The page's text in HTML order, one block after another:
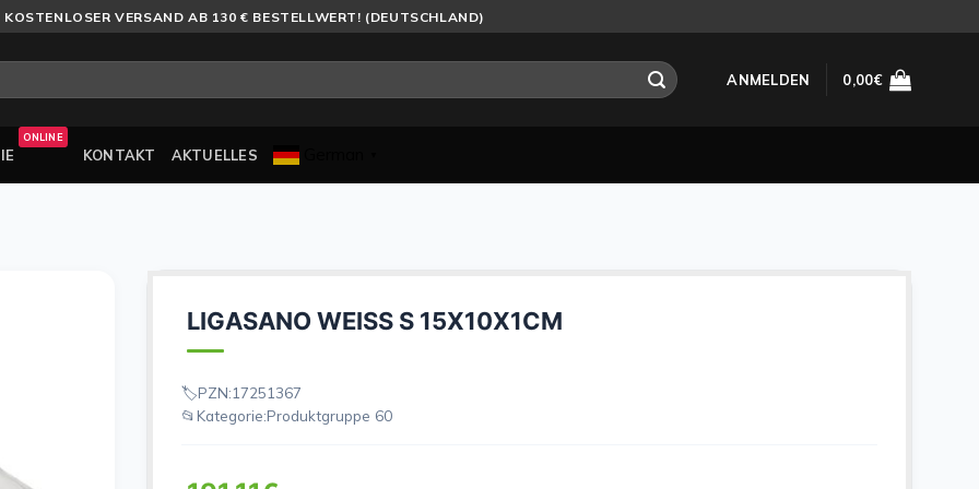
KOSTENLOSER VERSAND AB 130 € BESTELLWERT! (DEUTSCHLAND)
ANMELDEN 0,00€
ONLINE
KONTAKT AKTUELLES
LIGASANO WEISS S 15X10X1CM
PZN:17251367
Kategorie:Produktgruppe 60